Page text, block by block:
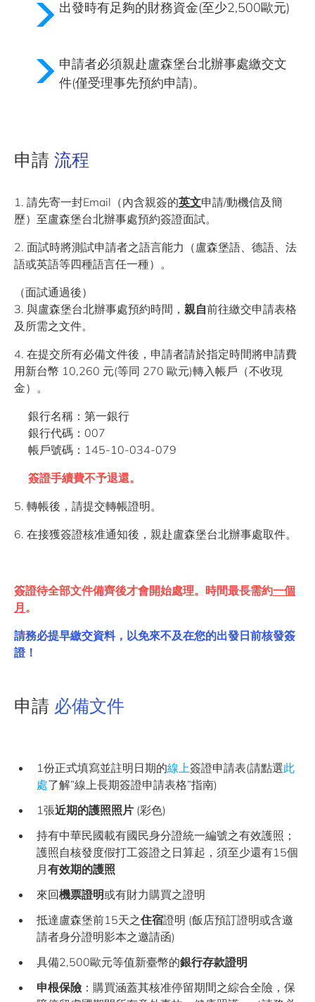
出發時有足夠的財務資金(至少2,500歐元)
申請者必須親赴盧森堡台北辦事處繳交文
件(僅受理事先預約申請)。
申請 流程
1. 請先寄一封Email（內含親簽的英文申請/動機信及簡
歷）至盧森堡台北辦事處預約簽證面試。
2. 面試時將測試申請者之語言能力（盧森堡語、德語、法
語或英語等四種語言任一種）。
（面試通過後）
3. 與盧森堡台北辦事處預約時間， 親自前往繳交申請表格
及所需之文件。
4. 在提交所有必備文件後，申請者請於指定時間將申請費
用新台幣 10,260 元(等同 270 歐元)轉入帳戶（不收現
金）。
銀行名稱：第一銀行
銀行代碼：007
帳戶號碼：145-10-034-079
簽證手續費不予退還。
5. 轉帳後，請提交轉帳證明。
6. 在接獲簽證核准通知後，親赴盧森堡台北辦事處取件。
簽證待全部文件備齊後才會開始處理。時間最長需約一個
月 。
請務必提早繳交資料，以免來不及在您的出發日前核發簽
證！
申請 必備文件
1份正式填寫並註明日期的線上簽證申請表(請點選此
處了解”線上長期簽證申請表格”指南)
1張近期的護照照片 (彩色)
持有中華民國載有國民身分證統一編號之有效護照；
護照自核發度假打工簽證之日算起，須至少還有15個
月有效期的護照
來回機票證明或有財力購買之證明
抵達盧森堡前15天之住宿證明 (飯店預訂證明或含邀
請者身分證明影本之邀請函)
具備2,500歐元等值新臺幣的銀行存款證明
申根保險 ：購買涵蓋其核准停留期間之綜合全險，保